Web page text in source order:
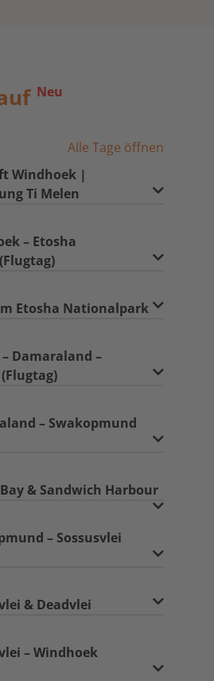
Neu
Alle Tage öffnen
Windhoek |
Ti Melen
– Etosha
Etosha Nationalpark
– Damaraland –
– Swakopmund
& Sandwich Harbour
– Sossusvlei
& Deadvlei
– Windhoek